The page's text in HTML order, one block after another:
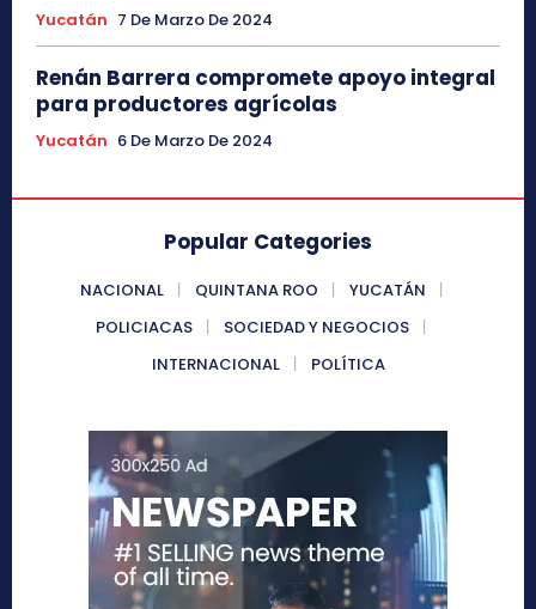
Yucatán 7 De Marzo De 2024
Renán Barrera compromete apoyo integral
para productores agrícolas
Yucatán 6 De Marzo De 2024
Popular Categories
NACIONAL QUINTANA ROO
YUCATÁN
POLICIACAS
SOCIEDAD Y NEGOCIOS
INTERNACIONAL
POLÍTICA